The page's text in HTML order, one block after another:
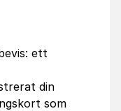
ett
din
som